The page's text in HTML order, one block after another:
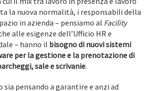
la nuova normalità, i responsabili della
in azienda – pensiamo al Facility
alle esigenze dell’Ufficio HR e
– hanno il bisogno di nuovi sistemi
per la gestione e la prenotazione di
sale e scrivanie.
sia pensando a garantire e anzi ad